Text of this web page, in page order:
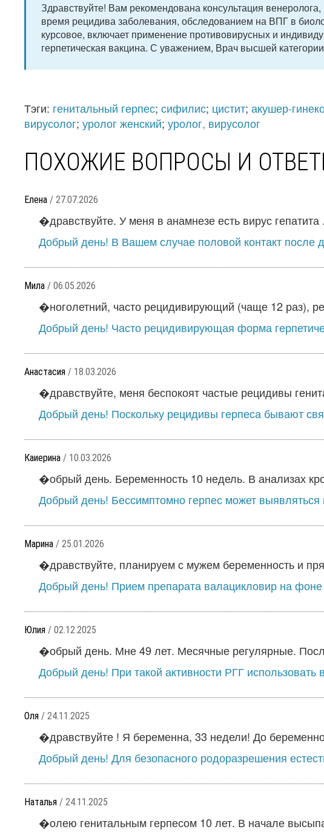
Здравствуйте! Вам рекомендована консультация
время рецидива заболевания, обследованием на ВПГ в
курсовое, включает применение противовирусных и
герпетическая вакцина. С уважением, Врач высшей
Тэги: генитальный герпес; сифилис; цистит; акушер-
вирусолог; уролог женский; уролог, вирусолог
ПОХОЖИЕ ВОПРОСЫ И
Елена / 27.07.2026
�дравствуйте. У меня в анамнезе есть вирус гепатита
Добрый день! В Вашем случае половой контакт после
Мила / 06.05.2026
�ноголетний, часто рецидивирующий (чаще 12 раз),
Добрый день! Часто рецидивирующая форма
Анастасия / 18.03.2026
�дравствуйте, меня беспокоят частые рецидивы
Добрый день! Поскольку рецидивы герпеса бывают
Каиерина / 10.03.2026
�обрый день. Беременность 10 недель. В анализах
Добрый день! Бессимптомно герпес может выявляться
Марина / 25.01.2026
�дравствуйте, планируем с мужем беременность и
Добрый день! Прием препарата валацикловир на
Юлия / 02.12.2025
�обрый день. Мне 49 лет. Месячные регулярные.
Добрый день! При такой активности РГГ использовать
Оля / 24.11.2025
�дравствуйте ! Я беременна, 33 недели! До
Добрый день! Для безопасного родоразрешения
Наталья / 24.11.2025
�олею генитальным герпесом 10 лет. В начале